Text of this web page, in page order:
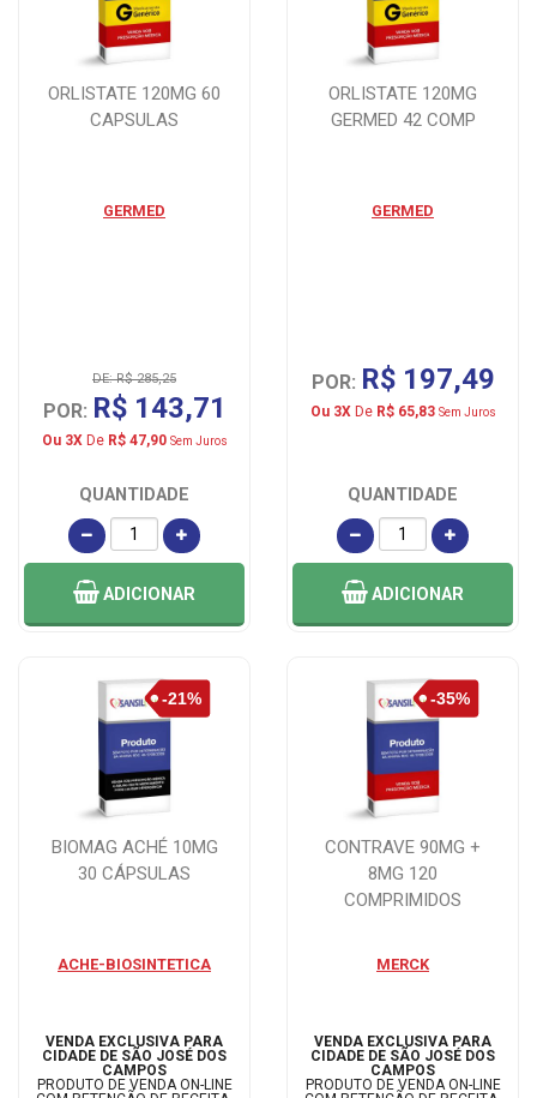
ORLISTATE 120MG 60
CAPSULAS
GERMED
DE: R$ 285,25
POR: R$ 143,71
Ou 3XDe R$ 47,90 Sem Juros
QUANTIDADE
ADICIONAR
ORLISTATE 120MG
GERMED 42 COMP
GERMED
POR: R$ 197,49
Ou 3XDe R$ 65,83 Sem Juros
QUANTIDADE
ADICIONAR
BIOMAG ACHÉ 10MG
30 CÁPSULAS
ACHE-BIOSINTETICA
VENDA EXCLUSIVA PARA
CIDADE DE SÃO JOSÉ DOS
CAMPOS
PRODUTO DE VENDA ON-LINE
CONTRAVE 90MG +
8MG 120
COMPRIMIDOS
MERCK
VENDA EXCLUSIVA PARA
CIDADE DE SÃO JOSÉ DOS
CAMPOS
PRODUTO DE VENDA ON-LINE